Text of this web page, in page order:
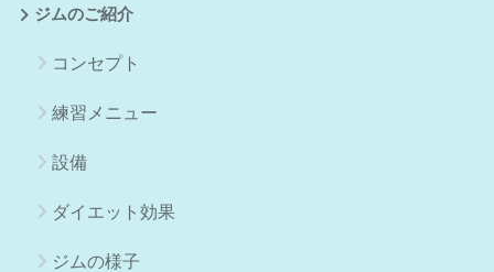
ジムのご紹介
コンセプト
練習メニュー
設備
ダイエット効果
ジムの様子